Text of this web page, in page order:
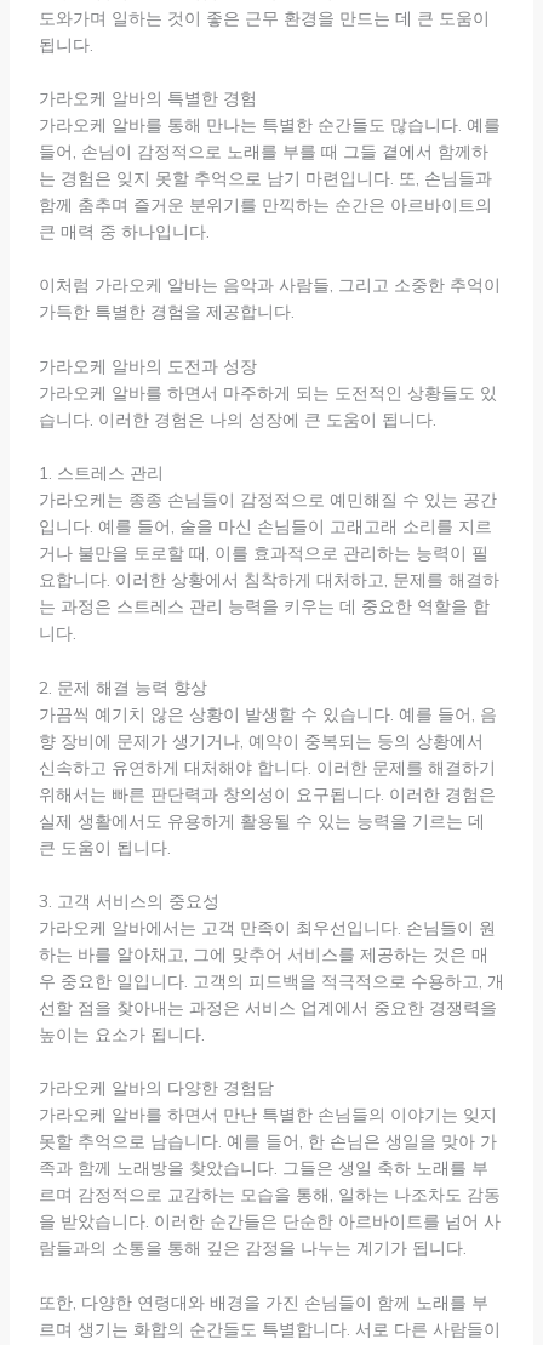
도와가며 일하는 것이 좋은 근무 환경을 만드는 데 큰 도움이
됩니다.
가라오케 알바의 특별한 경험
가라오케 알바를 통해 만나는 특별한 순간들도 많습니다. 예를
들어, 손님이 감정적으로 노래를 부를 때 그들 곁에서 함께하
는 경험은 잊지 못할 추억으로 남기 마련입니다. 또, 손님들과
함께 춤추며 즐거운 분위기를 만끽하는 순간은 아르바이트의
큰 매력 중 하나입니다.
이처럼 가라오케 알바는 음악과 사람들, 그리고 소중한 추억이
가득한 특별한 경험을 제공합니다.
가라오케 알바의 도전과 성장
가라오케 알바를 하면서 마주하게 되는 도전적인 상황들도 있
습니다. 이러한 경험은 나의 성장에 큰 도움이 됩니다.
1. 스트레스 관리
가라오케는 종종 손님들이 감정적으로 예민해질 수 있는 공간
입니다. 예를 들어, 술을 마신 손님들이 고래고래 소리를 지르
거나 불만을 토로할 때, 이를 효과적으로 관리하는 능력이 필
요합니다. 이러한 상황에서 침착하게 대처하고, 문제를 해결하
는 과정은 스트레스 관리 능력을 키우는 데 중요한 역할을 합
니다.
2. 문제 해결 능력 향상
가끔씩 예기치 않은 상황이 발생할 수 있습니다. 예를 들어, 음
향 장비에 문제가 생기거나, 예약이 중복되는 등의 상황에서
신속하고 유연하게 대처해야 합니다. 이러한 문제를 해결하기
위해서는 빠른 판단력과 창의성이 요구됩니다. 이러한 경험은
실제 생활에서도 유용하게 활용될 수 있는 능력을 기르는 데
큰 도움이 됩니다.
3. 고객 서비스의 중요성
가라오케 알바에서는 고객 만족이 최우선입니다. 손님들이 원
하는 바를 알아채고, 그에 맞추어 서비스를 제공하는 것은 매
우 중요한 일입니다. 고객의 피드백을 적극적으로 수용하고, 개
선할 점을 찾아내는 과정은 서비스 업계에서 중요한 경쟁력을
높이는 요소가 됩니다.
가라오케 알바의 다양한 경험담
가라오케 알바를 하면서 만난 특별한 손님들의 이야기는 잊지
못할 추억으로 남습니다. 예를 들어, 한 손님은 생일을 맞아 가
족과 함께 노래방을 찾았습니다. 그들은 생일 축하 노래를 부
르며 감정적으로 교감하는 모습을 통해, 일하는 나조차도 감동
을 받았습니다. 이러한 순간들은 단순한 아르바이트를 넘어 사
람들과의 소통을 통해 깊은 감정을 나누는 계기가 됩니다.
또한, 다양한 연령대와 배경을 가진 손님들이 함께 노래를 부
르며 생기는 화합의 순간들도 특별합니다. 서로 다른 사람들이